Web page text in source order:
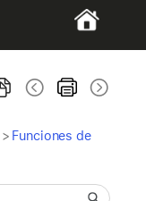
> Funciones de